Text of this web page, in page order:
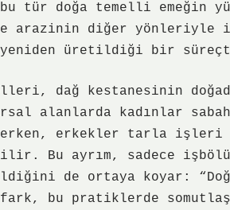
tür doğa temelli emeğin
arazinin diğer yönleriyle
üretildiği bir
dağ kestanesinin
alanlarda kadınlar
erkekler tarla işleri
Bu ayrım, sadece
de ortaya koyar:
fark, bu pratiklerde